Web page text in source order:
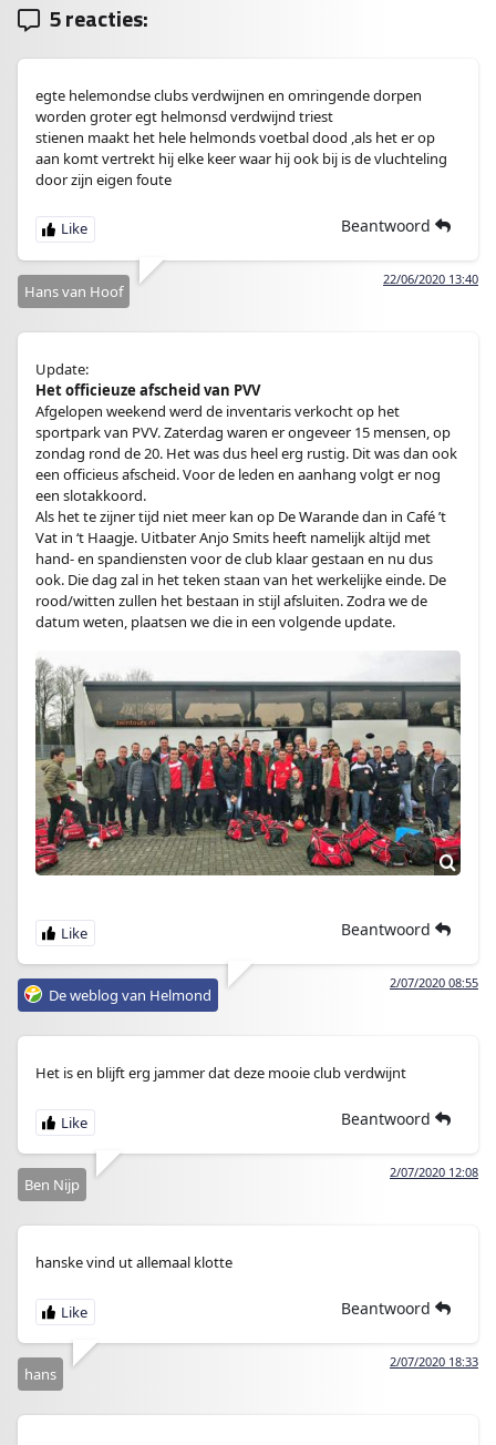
5 reacties:
egte helemondse clubs verdwijnen en omringende dorpen
worden groter egt helmonsd verdwijnd triest
stienen maakt het hele helmonds voetbal dood ,als het er op
aan komt vertrekt hij elke keer waar hij ook bij is de vluchteling
door zijn eigen foute
Beantwoord
22/06/2020 13:40
Hans van Hoof
Update:
Het officieuze afscheid van PVV
Afgelopen weekend werd de inventaris verkocht op het
sportpark van PVV. Zaterdag waren er ongeveer 15 mensen, op
zondag rond de 20. Het was dus heel erg rustig. Dit was dan ook
een officieus afscheid. Voor de leden en aanhang volgt er nog
een slotakkoord.
Als het te zijner tijd niet meer kan op De Warande dan in Café ’t
Vat in ‘t Haagje. Uitbater Anjo Smits heeft namelijk altijd met
hand- en spandiensten voor de club klaar gestaan en nu dus
ook. Die dag zal in het teken staan van het werkelijke einde. De
rood/witten zullen het bestaan in stijl afsluiten. Zodra we de
datum weten, plaatsen we die in een volgende update.
Beantwoord
2/07/2020 08:55
De weblog van Helmond
Het is en blijft erg jammer dat deze mooie club verdwijnt
Beantwoord
2/07/2020 12:08
Ben Nijp
hanske vind ut allemaal klotte
Beantwoord
2/07/2020 18:33
hans